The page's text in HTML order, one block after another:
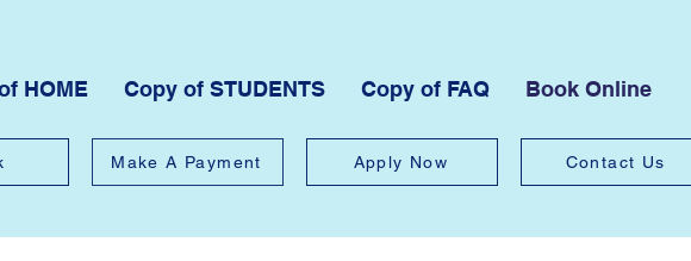
HOME Copy of STUDENTS Copy of FAQ Book Online
Make A Payment Apply Now Contact Us